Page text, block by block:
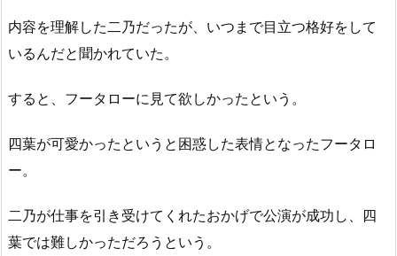
内容を理解した二乃だったが、いつまで目立つ格好をして
いるんだと聞かれていた。
すると、フータローに見て欲しかったという。
四葉が可愛かったというと困惑した表情となったフータロ
ー。
二乃が仕事を引き受けてくれたおかげで公演が成功し、四
葉では難しかっただろうという。